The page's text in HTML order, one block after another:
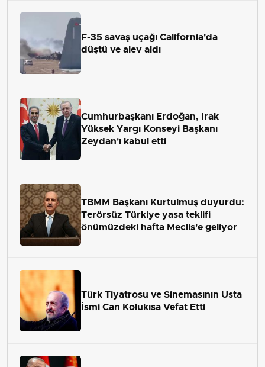
F-35 savaş uçağı California'da
düştü ve alev aldı
Cumhurbaşkanı Erdoğan, Irak
Yüksek Yargı Konseyi Başkanı
Zeydan'ı kabul etti
TBMM Başkanı Kurtulmuş duyurdu:
Terörsüz Türkiye yasa teklifi
önümüzdeki hafta Meclis'e geliyor
Türk Tiyatrosu ve Sinemasının Usta
İsmi Can Kolukısa Vefat Etti